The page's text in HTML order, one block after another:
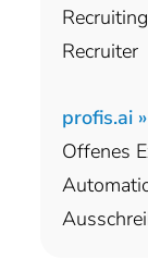
Recruiter
profis.ai »
Offenes